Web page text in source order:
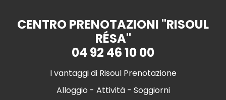
CENTRO PRENOTAZIONI "RISOUL
RÉSA"
04 92 46 10 00
I vantaggi di Risoul Prenotazione
Alloggio - Attività - Soggiorni